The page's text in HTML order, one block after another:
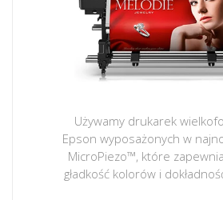
Używamy drukarek
Epson wyposażonych w
MicroPiezo™, które
gładkość kolorów i